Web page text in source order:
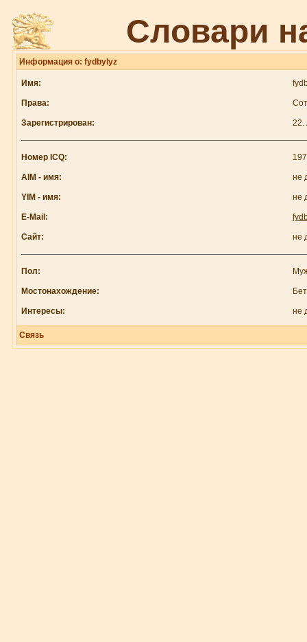
Словари
Информация о: fydbylyz
Имя:
Права:
Зарегистрирован: 22.
Номер ICQ:
AIM - имя: не
YIM - имя: не
E-Mail:
Сайт: не
Пол:
Мостонахождение:
Интересы: не
Связь